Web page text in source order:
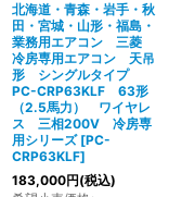
北海道・青森・岩手・秋
田・宮城・山形・福島・
業務用エアコン 三菱
冷房専用エアコン 天吊
形 シングルタイプ
PC-CRP63KLF 63形
（2.5馬力） ワイヤレ
ス 三相200V 冷房専
用シリーズ [PC-
CRP63KLF]
183,000円(税込)